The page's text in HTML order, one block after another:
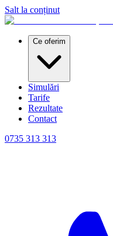
Salt la conținut
Ce oferim
Simulări
Tarife
Rezultate
Contact
0735 313 313